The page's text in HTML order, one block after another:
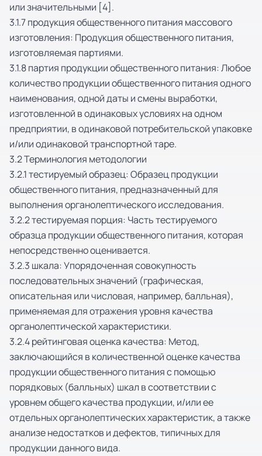
или значительными [4].
3.1.7 продукция общественного питания массового
изготовления: Продукция общественного питания,
изготовляемая партиями.
3.1.8 партия продукции общественного питания: Любое
количество продукции общественного питания одного
наименования, одной даты и смены выработки,
изготовленной в одинаковых условиях на одном
предприятии, в одинаковой потребительской упаковке
и/или одинаковой транспортной таре.
3.2 Терминология методологии
3.2.1 тестируемый образец: Образец продукции
общественного питания, предназначенный для
выполнения органолептического исследования.
3.2.2 тестируемая порция: Часть тестируемого
образца продукции общественного питания, которая
непосредственно оценивается.
3.2.3 шкала: Упорядоченная совокупность
последовательных значений (графическая,
описательная или числовая, например, балльная),
применяемая для отражения уровня качества
органолептической характеристики.
3.2.4 рейтинговая оценка качества: Метод,
заключающийся в количественной оценке качества
продукции общественного питания с помощью
порядковых (балльных) шкал в соответствии с
уровнем общего качества продукции, и/или ее
отдельных органолептических характеристик, а также
анализе недостатков и дефектов, типичных для
продукции данного вида.